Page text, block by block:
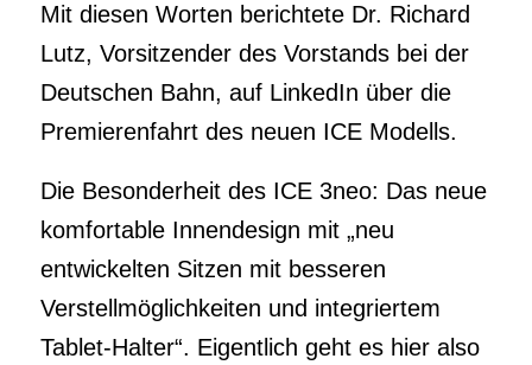
Mit diesen Worten berichtete Dr. Richard
Lutz, Vorsitzender des Vorstands bei der
Deutschen Bahn, auf LinkedIn über die
Premierenfahrt des neuen ICE Modells.
Die Besonderheit des ICE 3neo: Das neue
komfortable Innendesign mit „neu
entwickelten Sitzen mit besseren
Verstellmöglichkeiten und integriertem
Tablet-Halter“. Eigentlich geht es hier also